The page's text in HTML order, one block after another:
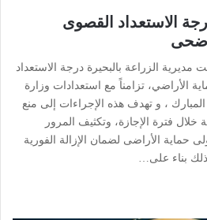
الاستعداد القصوى
الزراعة بالبحيرة درجة الاستعداد
الأراضي، تزامناً مع استعدادات وزارة
، و تهدف هذه الإجراءات إلى منع
خلال فترة الإجازة، وتكثيف المرور
حماية الأراضى لضمان الإزالة الفورية
بناء على…